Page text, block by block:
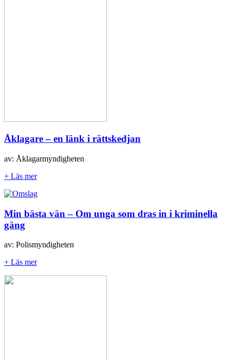
Åklagare – en länk i rättskedjan
av: Åklagarmyndigheten
+ Läs mer
Min bästa vän – Om unga som dras in i kriminella
gäng
av: Polismyndigheten
+ Läs mer